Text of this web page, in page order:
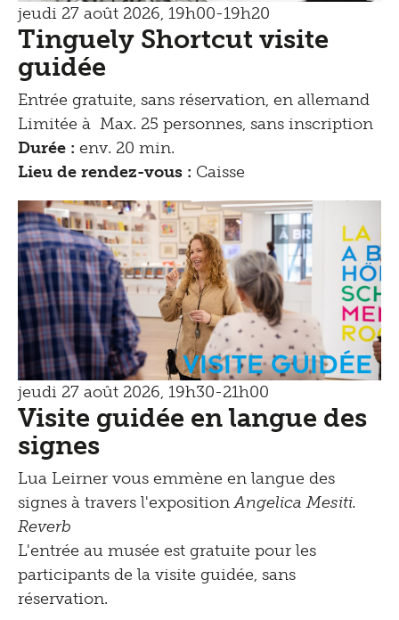
jeudi 27 août 2026, 19h00-19h20
Tinguely Shortcut visite
guidée
Entrée gratuite, sans réservation, en allemand
Limitée à Max. 25 personnes, sans inscription
Durée : env. 20 min.
Lieu de rendez-vous : Caisse
Visite guidée
jeudi 27 août 2026, 19h30-21h00
Visite guidée en langue des
signes
Lua Leirner vous emmène en langue des
signes à travers l'expositionAngelica Mesiti.
Reverb
L'entrée au musée est gratuite pour les
participants de la visite guidée, sans
réservation.